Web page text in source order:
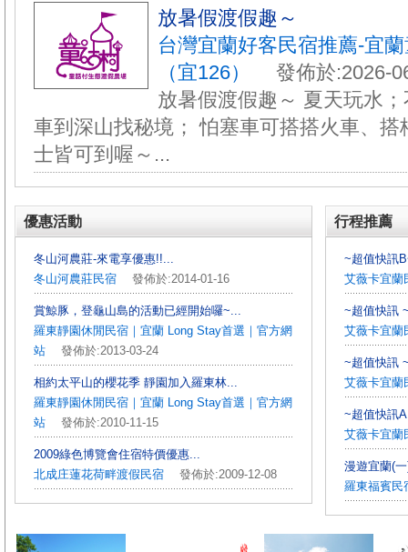
放暑假渡假趣～
台灣宜蘭好客民宿推薦-宜
（宜126）
發佈於:2026-
放暑假渡假趣～ 夏天玩水
車到深山找秘境； 怕塞車可搭搭火車、
士皆可到喔～...
優惠活動
冬山河農莊-來電享優惠!!...
冬山河農莊民宿 發佈於:2014-01-16
賞鯨豚，登龜山島的活動已經開始囉~...
羅東靜園休閒民宿｜宜蘭 Long Stay首選｜官方網
站 發佈於:2013-03-24
相約太平山的櫻花季 靜園加入羅東林...
羅東靜園休閒民宿｜宜蘭 Long Stay首選｜官方網
站 發佈於:2010-11-15
2009綠色博覽會住宿特價優惠...
北成庄蓮花荷畔渡假民宿 發佈於:2009-12-08
行程推薦
~超值快訊
艾薇卡宜蘭
~超值快訊
艾薇卡宜蘭
~超值快訊
艾薇卡宜蘭
~超值快訊
艾薇卡宜蘭
漫遊宜蘭(
羅東福賓